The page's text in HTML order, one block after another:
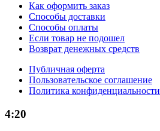
Как оформить заказ
Способы доставки
Способы оплаты
Если товар не подошел
Возврат денежных средств
Публичная оферта
Пользовательское соглашение
Политика конфиденциальности
4:20